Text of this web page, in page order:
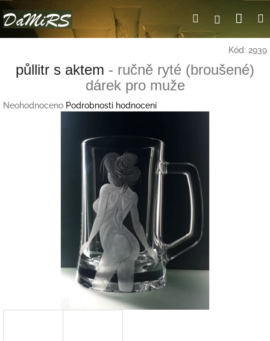
na
obsah
HledatPřihlášení
Kód: 2939
půllitr s aktem - ručně ryté (broušené)
dárek pro muže
Průměrné
Neohodnoceno Podrobnosti hodnocení